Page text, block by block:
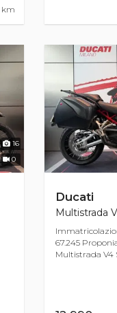
km
16
0
Ducati
Multistrada
67.245
Multistrada V4